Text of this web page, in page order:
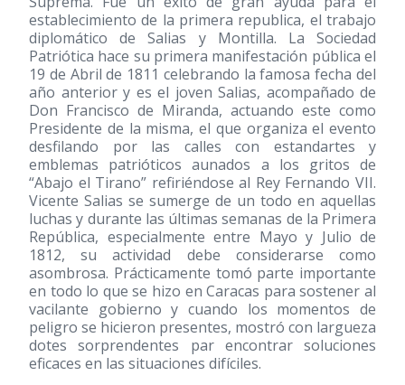
establecimiento de la primera republica, el trabajo
diplomático de Salias y Montilla. La Sociedad
Patriótica hace su primera manifestación pública el
19 de Abril de 1811 celebrando la famosa fecha del
año anterior y es el joven Salias, acompañado de
Don Francisco de Miranda, actuando este como
Presidente de la misma, el que organiza el evento
desfilando por las calles con estandartes y
emblemas patrióticos aunados a los gritos de
“Abajo el Tirano” refiriéndose al Rey Fernando VII.
Vicente Salias se sumerge de un todo en aquellas
luchas y durante las últimas semanas de la Primera
República, especialmente entre Mayo y Julio de
1812, su actividad debe considerarse como
asombrosa. Prácticamente tomó parte importante
en todo lo que se hizo en Caracas para sostener al
vacilante gobierno y cuando los momentos de
peligro se hicieron presentes, mostró con largueza
dotes sorprendentes par encontrar soluciones
eficaces en las situaciones difíciles.